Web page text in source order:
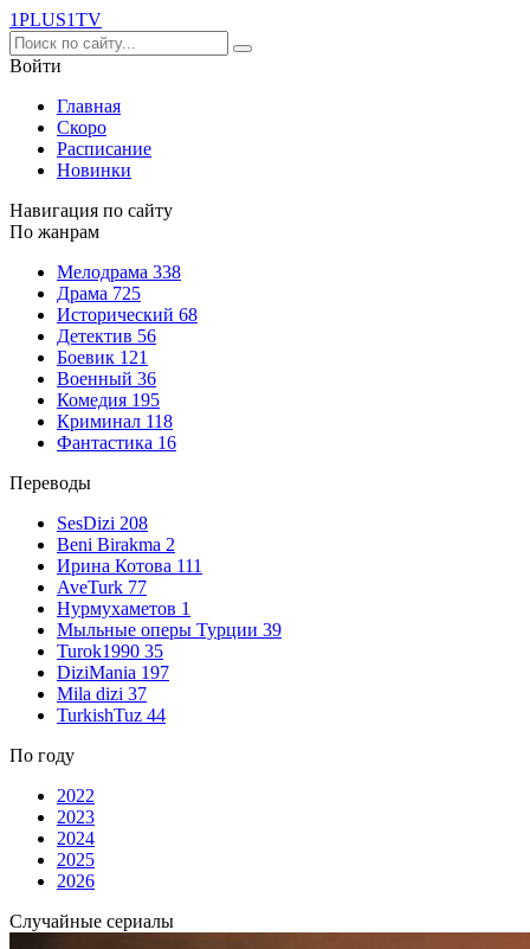
1PLUS1TV
Войти
Главная
Скоро
Расписание
Новинки
Навигация по сайту
По жанрам
Мелодрама 338
Драма 725
Исторический 68
Детектив 56
Боевик 121
Военный 36
Комедия 195
Криминал 118
Фантастика 16
Переводы
SesDizi 208
Beni Birakma 2
Ирина Котова 111
AveTurk 77
Нурмухаметов 1
Мыльные оперы Турции 39
Turok1990 35
DiziMania 197
Mila dizi 37
TurkishTuz 44
По году
2022
2023
2024
2025
2026
Случайные сериалы